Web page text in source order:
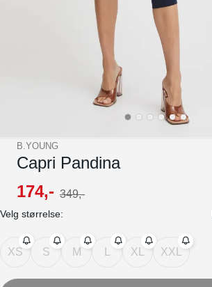
B.YOUNG
Capri Pandina
174,- 349,-
Velg størrelse:
XS S M XL XXL